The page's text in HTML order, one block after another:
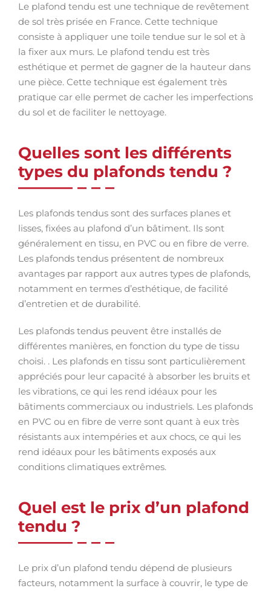
Le plafond tendu est une technique de revêtement
de sol très prisée en France. Cette technique
consiste à appliquer une toile tendue sur le sol et à
la fixer aux murs. Le plafond tendu est très
esthétique et permet de gagner de la hauteur dans
une pièce. Cette technique est également très
pratique car elle permet de cacher les imperfections
du sol et de faciliter le nettoyage.
Quelles sont les différents
types du plafonds tendu ?
Les plafonds tendus sont des surfaces planes et
lisses, fixées au plafond d’un bâtiment. Ils sont
généralement en tissu, en PVC ou en fibre de verre.
Les plafonds tendus présentent de nombreux
avantages par rapport aux autres types de plafonds,
notamment en termes d’esthétique, de facilité
d’entretien et de durabilité.
Les plafonds tendus peuvent être installés de
différentes manières, en fonction du type de tissu
choisi. . Les plafonds en tissu sont particulièrement
appréciés pour leur capacité à absorber les bruits et
les vibrations, ce qui les rend idéaux pour les
bâtiments commerciaux ou industriels. Les plafonds
en PVC ou en fibre de verre sont quant à eux très
résistants aux intempéries et aux chocs, ce qui les
rend idéaux pour les bâtiments exposés aux
conditions climatiques extrêmes.
Quel est le prix d’un plafond
tendu ?
Le prix d’un plafond tendu dépend de plusieurs
facteurs, notamment la surface à couvrir, le type de